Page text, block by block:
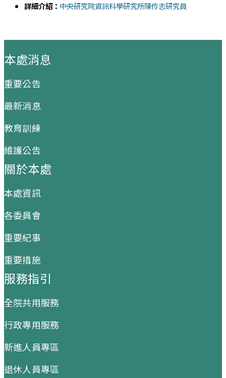
詳細介紹： 中央研究院資訊科學研究所陳伶志研究員
本處消息
重要公告
最新消息
教育訓練
維護公告
關於本處
本處資訊
各委員會
重要紀事
重要措施
服務指引
全院共用服務
行政專用服務
新進人員專區
退休人員專區